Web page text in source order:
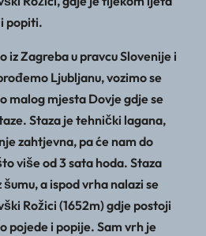
popiti.
iz Zagreba u pravcu Slovenije i
Ljubljanu, vozimo se
malog mjesta Dovje gdje se
Staza je tehnički lagana,
zahtjevna, pa će nam do
više od 3 sata hoda. Staza
a ispod vrha nalazi se
Rožici (1652m) gdje postoji
pojede i popije. Sam vrh je